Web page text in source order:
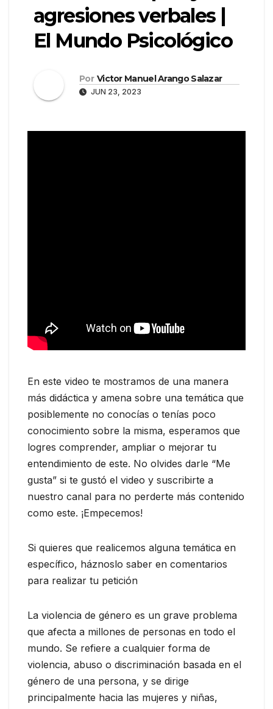
agresiones verbales |
El Mundo Psicológico
Por Victor Manuel Arango Salazar
JUN 23, 2023
En este video te mostramos de una manera
más didáctica y amena sobre una temática que
posiblemente no conocías o tenías poco
conocimiento sobre la misma, esperamos que
logres comprender, ampliar o mejorar tu
entendimiento de este. No olvides darle “Me
gusta” si te gustó el video y suscribirte a
nuestro canal para no perderte más contenido
como este. ¡Empecemos!
Si quieres que realicemos alguna temática en
específico, háznoslo saber en comentarios
para realizar tu petición
La violencia de género es un grave problema
que afecta a millones de personas en todo el
mundo. Se refiere a cualquier forma de
violencia, abuso o discriminación basada en el
género de una persona, y se dirige
principalmente hacia las mujeres y niñas,